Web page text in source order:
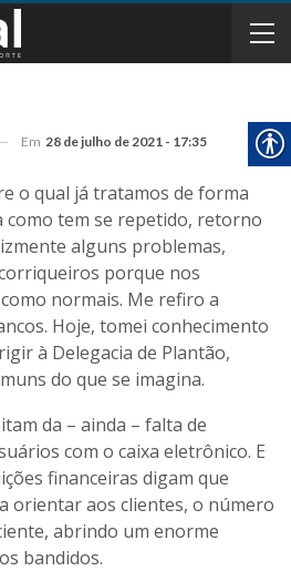
Em 28 de julho de 2021 - 17:35
o qual já tratamos de forma
como tem se repetido, retorno
alguns problemas,
porque nos
normais. Me refiro a
Hoje, tomei conhecimento
à Delegacia de Plantão,
do que se imagina.
da – ainda – falta de
com o caixa eletrônico. E
financeiras digam que
orientar aos clientes, o número
abrindo um enorme
bandidos.